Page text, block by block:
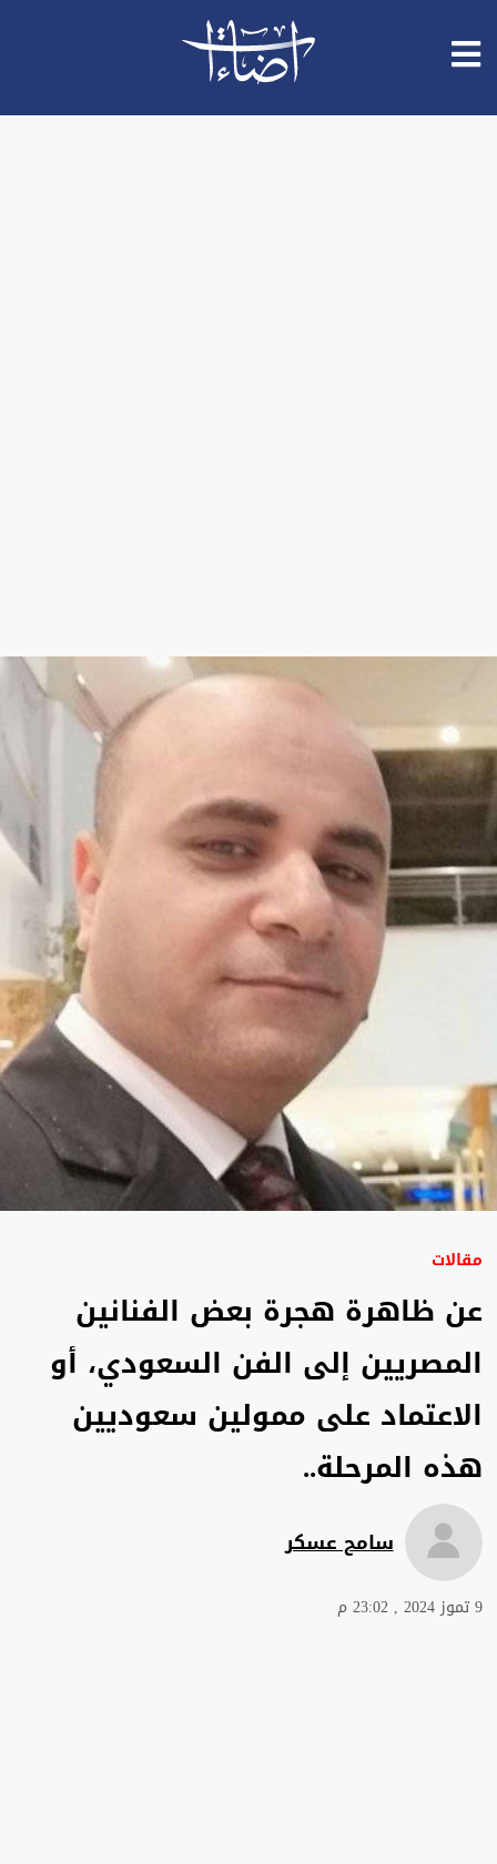
مقالات
عن ظاهرة هجرة بعض الفنانين
المصريين إلى الفن السعودي، أو
الاعتماد على ممولين سعوديين
هذه المرحلة..
سامح عسكر
9 تموز 2024 , 23:02 م